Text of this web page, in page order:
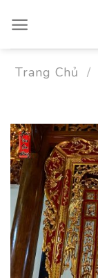
content
Trang Chủ /